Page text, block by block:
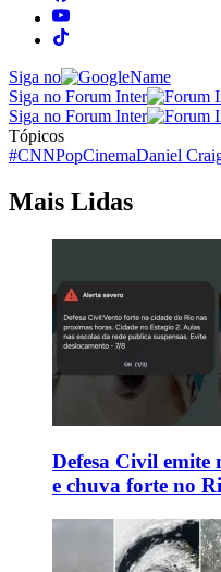
Siga no
Siga no Forum Inter
Siga no Forum Inter
Tópicos
#CNNPopCinemaDaniel
Mais Lidas
Defesa Civil emite
e chuva forte no